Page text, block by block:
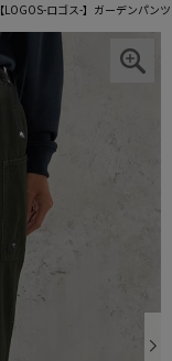
【LOGOS-ロゴス-】ガーデンパン